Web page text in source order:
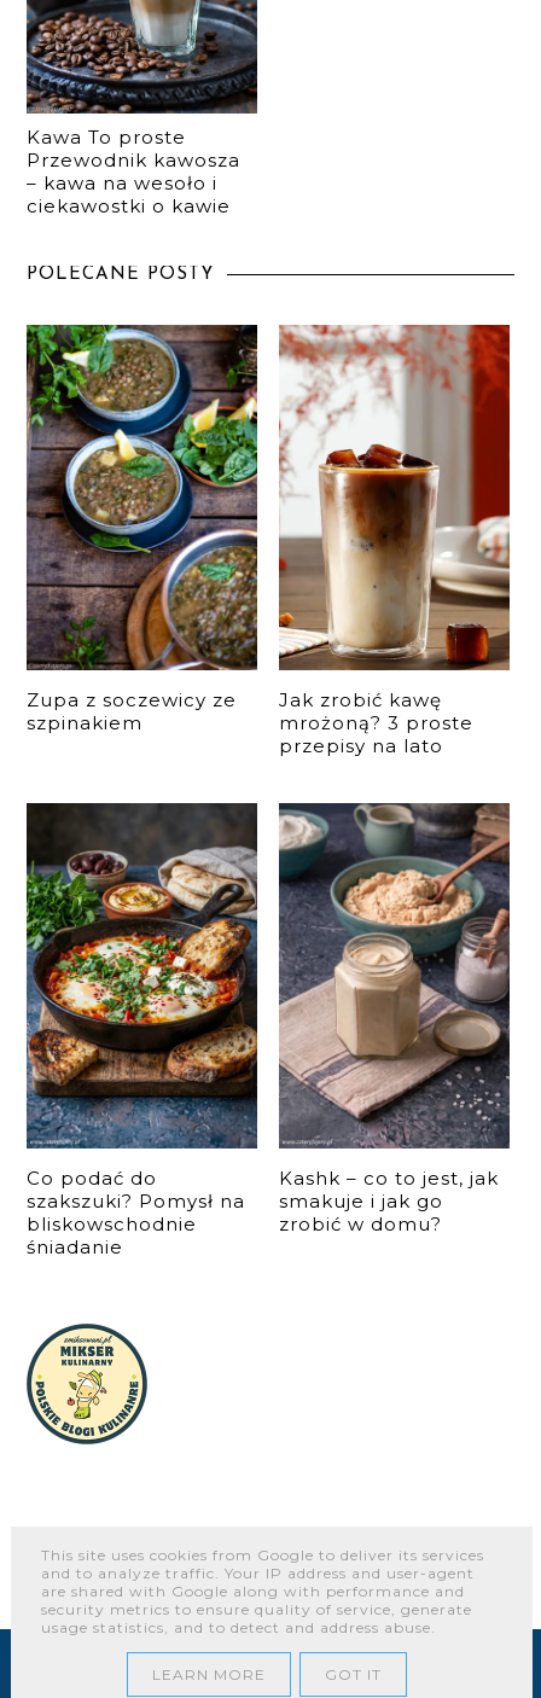
Kawa To proste
Przewodnik kawosza
– kawa na wesoło i
ciekawostki o kawie
POLECANE POSTY
Zupa z soczewicy ze
szpinakiem
Jak zrobić kawę
mrożoną? 3 proste
przepisy na lato
Co podać do
szakszuki? Pomysł na
bliskowschodnie
śniadanie
Kashk – co to jest, jak
smakuje i jak go
zrobić w domu?
O NAS WSPÓŁPRACA I KONTAKT PORTFOLIO
PRZEPISY DLA KAŻDEGO.
BLOG DESIGN:
KAROGRAFIA.PL
This site uses cookies from Google to deliver its services
and to analyze traffic. Your IP address and user-agent
are shared with Google along with performance and
security metrics to ensure quality of service, generate
usage statistics, and to detect and address abuse.
LEARN MORE GOT IT